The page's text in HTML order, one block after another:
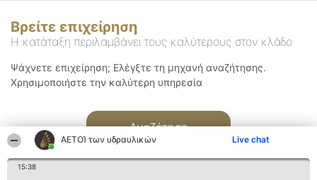
ΑΕΤΟΊ των υδραυλικών Live chat
15:38
Βρείτε επιχείρηση
Η κατάταξη περιλαμβάνει τους καλύτερους στον κλάδο
Ψάχνετε επιχείρηση; Ελέγξτε τη μηχανή αναζήτησης.
Χρησιμοποιήστε την καλύτερη υπηρεσία
Αναζήτηση